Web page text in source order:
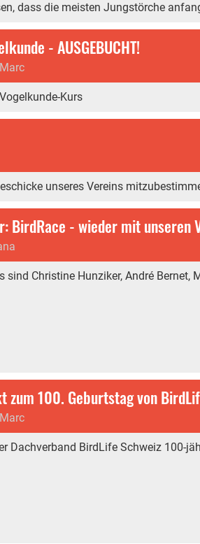
dass die meisten Jungstörche
- AUSGEBUCHT!
Kurs
unseres Vereins
BirdRace - wieder mit
sind Christine Hunziker, André Bernet,
zum 100. Geburtstag von
Dachverband BirdLife Schweiz 100-